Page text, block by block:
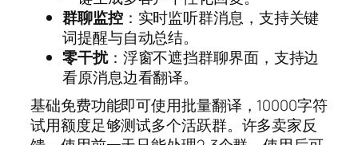
群聊监控：实时监听群消息，支持关键
词提醒与自动总结。
零干扰：浮窗不遮挡群聊界面，支持边
看原消息边看翻译。
基础免费功能即可使用批量翻译，10000字符
试用额度足够测试多个活跃群。许多卖家反